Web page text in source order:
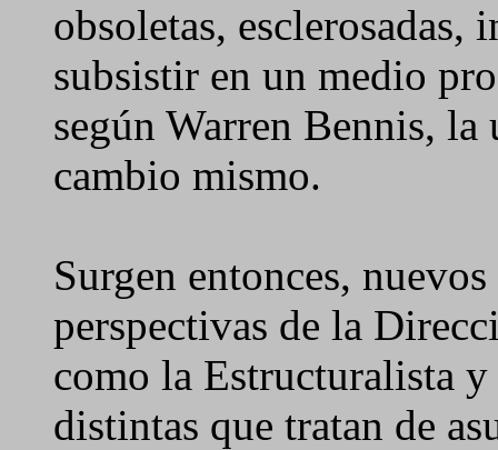
obsoletas, esclerosadas,
subsistir en un medio
según Warren Bennis, la
cambio mismo.
Surgen entonces,
perspectivas de la
como la Estructuralista
distintas que tratan de